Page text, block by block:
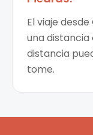
El viaje
una distancia
distancia
tome.